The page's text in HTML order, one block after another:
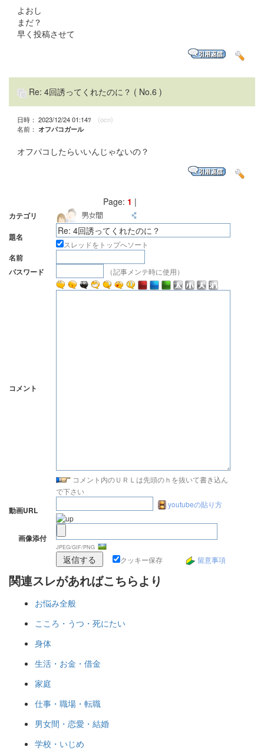
よおし
まだ？
早く投稿させて
Re: 4回誘ってくれたのに？ ( No.6 )
日時： 2023/12/24 01:14ﾂ (ocn)
名前： オフパコガール
オフパコしたらいいんじゃないの？
Page: 1 |
カテゴリ
題名
スレッドをトップへソート
名前
パスワード
（記事メンテ時に使用）
コメント
コメント内のＵＲＬは先頭のｈを抜いて書き込ん
で下さい
動画URL
youtubeの貼り方
画像添付
JPEG/GIF/PNG
クッキー保存 留意事項
関連スレがあればこちらより
お悩み全般
こころ・うつ・死にたい
身体
生活・お金・借金
家庭
仕事・職場・転職
男女間・恋愛・結婚
学校・いじめ